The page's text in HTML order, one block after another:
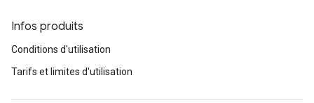
Infos produits
Conditions d'utilisation
Tarifs et limites d'utilisation